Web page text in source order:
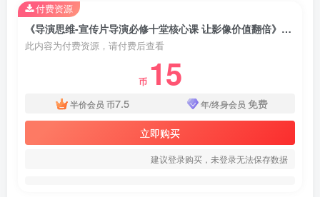
《导演思维-宣传片导演必修十堂核心课 让影像价值翻倍》内容包括导演思维标准与应用、导演在宣传片的应用、如何对接高价宣传片，已更新完
此内容为付费资源，请付费后查看
币 15
半价会员 币7.5 年/终身会员 免费
立即购买
建议登录购买，未登录无法保存数据
付费资源